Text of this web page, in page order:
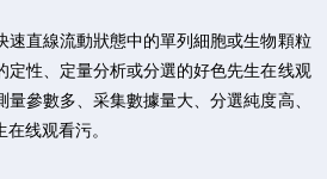
直線流動狀態中的單列細胞或生物顆粒
定性、定量分析或分選的好色先生在线观
參數多、采集數據量大、分選純度高、
线观看污。